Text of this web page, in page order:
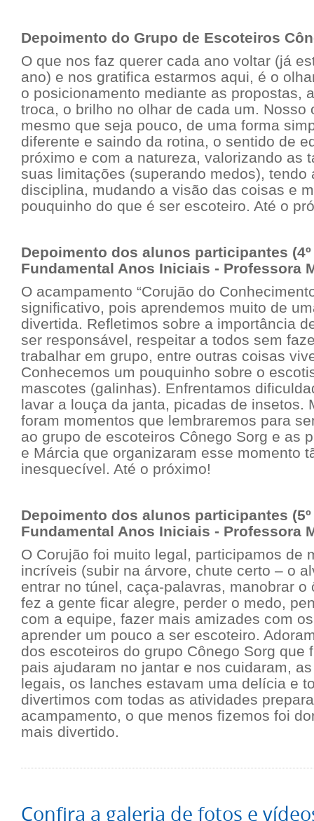
Depoimento do Grupo de Escoteiros
O que nos faz querer cada ano voltar (já
ano) e nos gratifica estarmos aqui, é o
o posicionamento mediante as propostas,
troca, o brilho no olhar de cada um. Nosso
mesmo que seja pouco, de uma forma
diferente e saindo da rotina, o sentido de
próximo e com a natureza, valorizando as
suas limitações (superando medos), tendo
disciplina, mudando a visão das coisas e
pouquinho do que é ser escoteiro. Até o
Depoimento dos alunos participantes
Fundamental Anos Iniciais - Professora
O acampamento “Corujão do
significativo, pois aprendemos muito de
divertida. Refletimos sobre a importância
ser responsável, respeitar a todos sem
trabalhar em grupo, entre outras coisas
Conhecemos um pouquinho sobre o
mascotes (galinhas). Enfrentamos
lavar a louça da janta, picadas de insetos.
foram momentos que lembraremos para
ao grupo de escoteiros Cônego Sorg e as
e Márcia que organizaram esse momento
inesquecível. Até o próximo!
Depoimento dos alunos participantes
Fundamental Anos Iniciais - Professora
O Corujão foi muito legal, participamos de
incríveis (subir na árvore, chute certo – o
entrar no túnel, caça-palavras, manobrar o
fez a gente ficar alegre, perder o medo,
com a equipe, fazer mais amizades com
aprender um pouco a ser escoteiro.
dos escoteiros do grupo Cônego Sorg que
pais ajudaram no jantar e nos cuidaram,
legais, os lanches estavam uma delícia e
divertimos com todas as atividades
acampamento, o que menos fizemos foi
mais divertido.
Confira a galeria de fotos e